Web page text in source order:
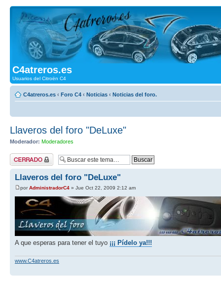
C4atreros.es
Usuarios del Citroën C4
C4atreros.es ‹ Foro C4 ‹ Noticias ‹ Noticias del foro.
Llaveros del foro "DeLuxe"
Moderador: Moderadores
Tema cerrado
Llaveros del foro "DeLuxe"
porAdministradorC4 » Jue Oct 22, 2009 2:12 am
A que esperas para tener el tuyo ¡¡¡ Pídelo ya!!!
www.C4atreros.es